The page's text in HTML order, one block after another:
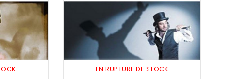
EN RUPTURE DE STOCK